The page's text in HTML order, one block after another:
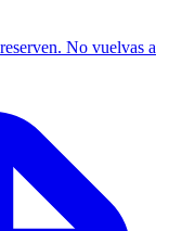
No vuelvas a